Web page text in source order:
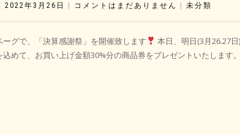
2022年3月26日 コメントはまだありません 未分類
ーグで、「決算感謝祭」を開催致します
本日、明日(3月26.27
込めて、お買い上げ金額30%分の商品券をプレゼントいたしま